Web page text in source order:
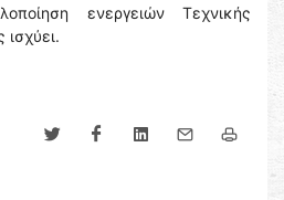
ενεργειών Τεχνικής